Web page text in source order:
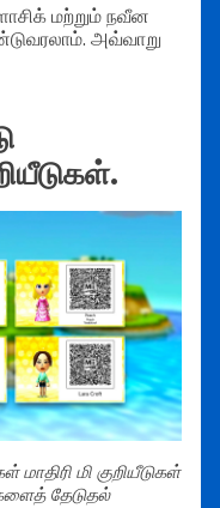
மற்றும் நவீன
அவ்வாறு
மி குறியீடுகள்
தேடுதல்